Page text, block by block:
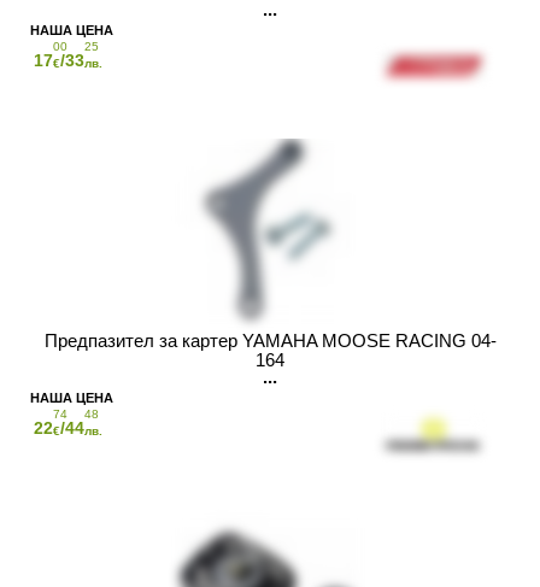
17
00
€/33
25
лв.
Предпазител за картер YAMAHA MOOSE RACING 04-
164
22
74
€/44
48
лв.